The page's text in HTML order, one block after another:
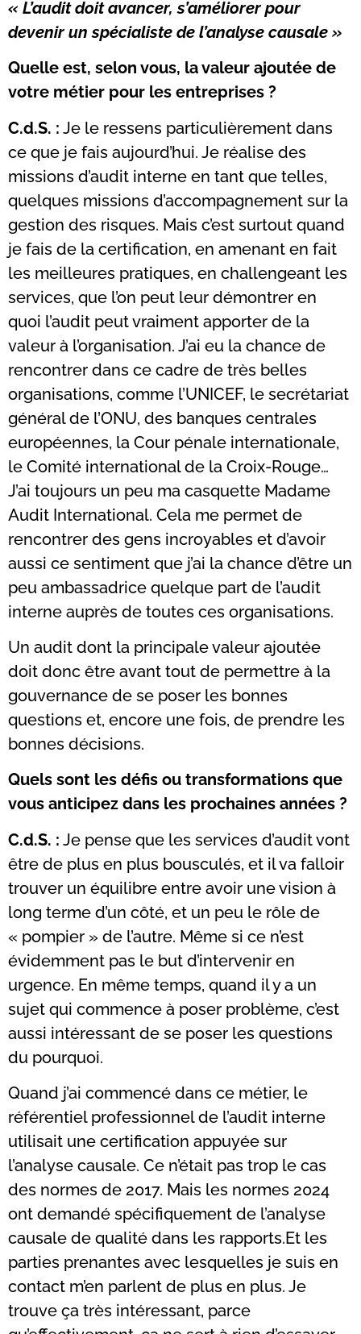
« L’audit doit avancer, s’améliorer pour
devenir un spécialiste de l’analyse causale »
Quelle est, selon vous, la valeur ajoutée de
votre métier pour les entreprises ?
C.d.S. : Je le ressens particulièrement dans
ce que je fais aujourd’hui. Je réalise des
missions d’audit interne en tant que telles,
quelques missions d’accompagnement sur la
gestion des risques. Mais c’est surtout quand
je fais de la certification, en amenant en fait
les meilleures pratiques, en challengeant les
services, que l’on peut leur démontrer en
quoi l’audit peut vraiment apporter de la
valeur à l’organisation. J’ai eu la chance de
rencontrer dans ce cadre de très belles
organisations, comme l’UNICEF, le secrétariat
général de l’ONU, des banques centrales
européennes, la Cour pénale internationale,
le Comité international de la Croix-Rouge…
J’ai toujours un peu ma casquette Madame
Audit International. Cela me permet de
rencontrer des gens incroyables et d’avoir
aussi ce sentiment que j’ai la chance d’être un
peu ambassadrice quelque part de l’audit
interne auprès de toutes ces organisations.
Un audit dont la principale valeur ajoutée
doit donc être avant tout de permettre à la
gouvernance de se poser les bonnes
questions et, encore une fois, de prendre les
bonnes décisions.
Quels sont les défis ou transformations que
vous anticipez dans les prochaines années ?
C.d.S. : Je pense que les services d’audit vont
être de plus en plus bousculés, et il va falloir
trouver un équilibre entre avoir une vision à
long terme d’un côté, et un peu le rôle de
« pompier » de l’autre. Même si ce n’est
évidemment pas le but d’intervenir en
urgence. En même temps, quand il y a un
sujet qui commence à poser problème, c’est
aussi intéressant de se poser les questions
du pourquoi.
Quand j’ai commencé dans ce métier, le
référentiel professionnel de l’audit interne
utilisait une certification appuyée sur
l’analyse causale. Ce n’était pas trop le cas
des normes de 2017. Mais les normes 2024
ont demandé spécifiquement de l’analyse
causale de qualité dans les rapports.Et les
parties prenantes avec lesquelles je suis en
contact m’en parlent de plus en plus. Je
trouve ça très intéressant, parce